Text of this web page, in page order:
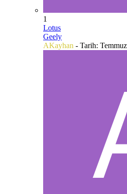
1
Lotus
Geely
AKayhan - Tarih: